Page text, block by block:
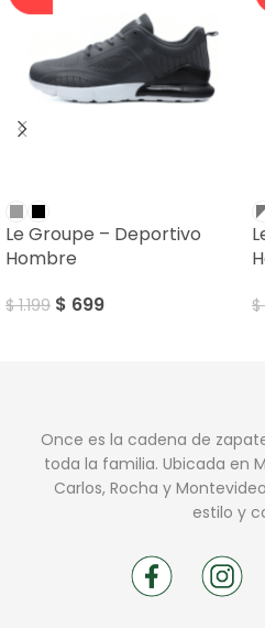
Le Groupe – Deportivo
Hombre
$1.199 $ 699 $
Once es la cadena de
toda la familia. Ubicada en
Carlos, Rocha y
estilo y